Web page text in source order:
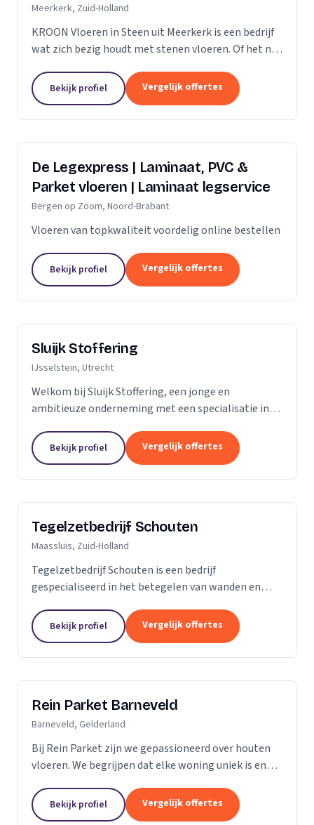
Meerkerk, Zuid-Holland
KROON Vloeren in Steen uit Meerkerk is een bedrijf
wat zich bezig houdt met stenen vloeren. Of het nu
tegelzetters, vloerverwarming, onderhoud,...
Bekijk profiel Vergelijk offertes
De Legexpress | Laminaat, PVC &
Parket vloeren | Laminaat legservice
Bergen op Zoom, Noord-Brabant
Vloeren van topkwaliteit voordelig online bestellen
Bekijk profiel Vergelijk offertes
Sluijk Stoffering
IJsselstein, Utrecht
Welkom bij Sluijk Stoffering, een jonge en
ambitieuze onderneming met een specialisatie in
kunnen we zeggen dat we al 20 jaar onze expertise...
Bekijk profiel Vergelijk offertes
Tegelzetbedrijf Schouten
Maassluis, Zuid-Holland
Tegelzetbedrijf Schouten is een bedrijf
gespecialiseerd in het betegelen van wanden en
bedrijven als particulieren. Nieuwbouw- of
renovatieprojecten,...
Bekijk profiel Vergelijk offertes
Rein Parket Barneveld
Barneveld, Gelderland
Bij Rein Parket zijn we gepassioneerd over houten
vloeren. We begrijpen dat elke woning uniek is en
past bij uw stijl en behoeften. Of u nu op zoek...
Bekijk profiel Vergelijk offertes